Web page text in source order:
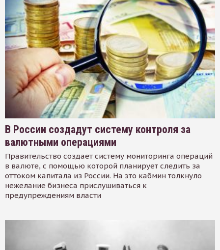
В России создадут систему контроля за
валютными операциями
Правительство создает систему мониторинга операций
в валюте, с помощью которой планирует следить за
оттоком капитала из России. На это кабмин толкнуло
нежелание бизнеса прислушиваться к
предупреждениям власти